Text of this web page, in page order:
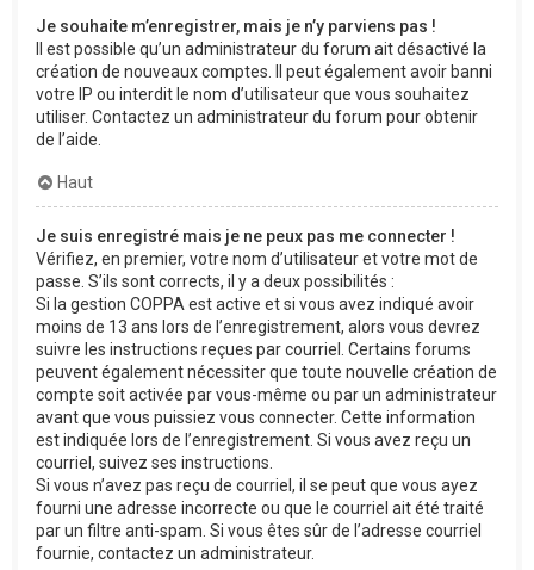
Je souhaite m’enregistrer, mais je n’y parviens pas !
Il est possible qu’un administrateur du forum ait désactivé la
création de nouveaux comptes. Il peut également avoir banni
votre IP ou interdit le nom d’utilisateur que vous souhaitez
utiliser. Contactez un administrateur du forum pour obtenir
de l’aide.
Haut
Je suis enregistré mais je ne peux pas me connecter !
Vérifiez, en premier, votre nom d’utilisateur et votre mot de
passe. S’ils sont corrects, il y a deux possibilités :
Si la gestion COPPA est active et si vous avez indiqué avoir
moins de 13 ans lors de l’enregistrement, alors vous devrez
suivre les instructions reçues par courriel. Certains forums
peuvent également nécessiter que toute nouvelle création de
compte soit activée par vous-même ou par un administrateur
avant que vous puissiez vous connecter. Cette information
est indiquée lors de l’enregistrement. Si vous avez reçu un
courriel, suivez ses instructions.
Si vous n’avez pas reçu de courriel, il se peut que vous ayez
fourni une adresse incorrecte ou que le courriel ait été traité
par un filtre anti-spam. Si vous êtes sûr de l’adresse courriel
fournie, contactez un administrateur.